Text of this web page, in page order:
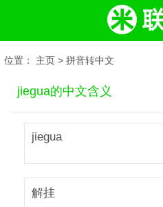
位置： 主页 > 拼音转中文
jiegua的中文含义
jiegua
解挂